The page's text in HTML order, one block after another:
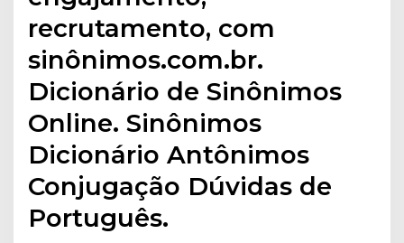
recrutamento, com
sinônimos.com.br.
Dicionário de Sinônimos
Online. Sinônimos
Dicionário Antônimos
Conjugação Dúvidas de
Português.